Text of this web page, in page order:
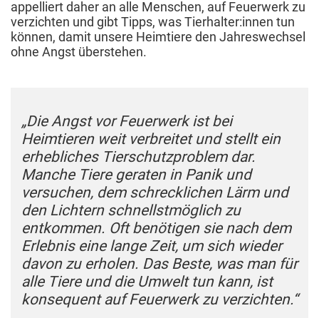
appelliert daher an alle Menschen, auf Feuerwerk zu
verzichten und gibt Tipps, was Tierhalter:innen tun
können, damit unsere Heimtiere den Jahreswechsel
ohne Angst überstehen.
„Die Angst vor Feuerwerk ist bei
Heimtieren weit verbreitet und stellt ein
erhebliches Tierschutzproblem dar.
Manche Tiere geraten in Panik und
versuchen, dem schrecklichen Lärm und
den Lichtern schnellstmöglich zu
entkommen. Oft benötigen sie nach dem
Erlebnis eine lange Zeit, um sich wieder
davon zu erholen. Das Beste, was man für
alle Tiere und die Umwelt tun kann, ist
konsequent auf Feuerwerk zu verzichten.“